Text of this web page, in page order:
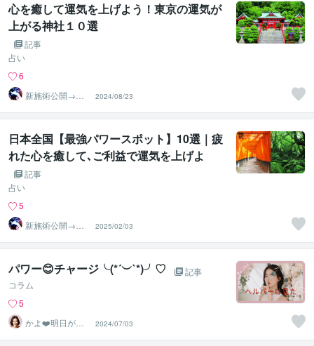
心を癒して運気を上げよう！東京の運気が
上がる神社１０選
記事
占い
6
新施術公開→≪
相手意識強制変
化≫◆星桜龍
2024/08/23
日本全国【最強パワースポット】10選｜疲
れた心を癒して､ご利益で運気を上げよ
う！記事
占い
5
新施術公開→≪
相手意識強制変
化≫◆星桜龍
2025/02/03
パワー😊チャージ╰(*´︶`*)╯♡
記事
コラム
5
かよ❤️明日が少
し楽しみになる
場所
2024/07/03